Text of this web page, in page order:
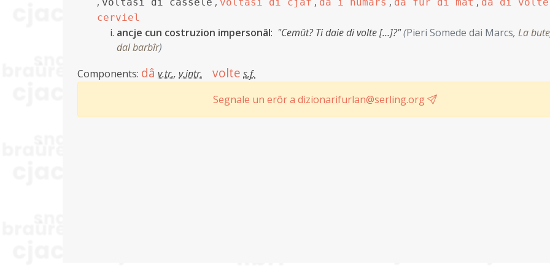
cerviel
ancje cun costruzion impersonâl: "Cemût? Ti daie di volte […]?"(Pieri Somede dai Marcs, La
dal barbîr)
Components: dâ v.tr., v.intr. volte s.f.
Segnale un erôr a dizionarifurlan@serling.org